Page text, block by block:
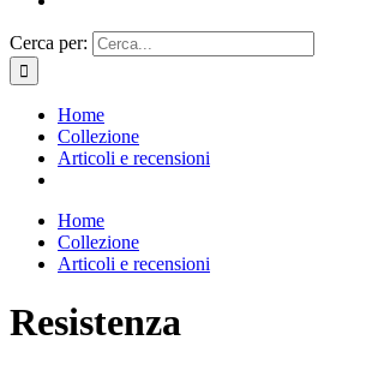
Cerca per:
Home
Collezione
Articoli e recensioni
Home
Collezione
Articoli e recensioni
Resistenza